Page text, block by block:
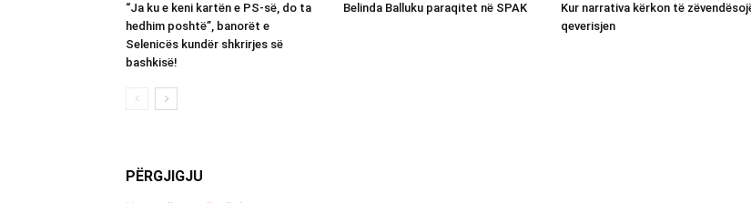
“Ja ku e keni kartën e PS-së, do ta
hedhim poshtë”, banorët e
Selenicës kundër shkrirjes së
bashkisë!
Belinda Balluku paraqitet në SPAK
Kur narrativa kërkon të
qeverisjen
PËRGJIGJU